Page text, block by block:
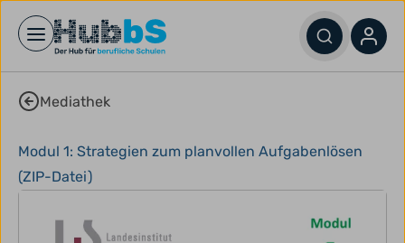
Open main menu
Mediathek
Modul 1: Strategien zum planvollen Aufgabenlösen
(ZIP-Datei)